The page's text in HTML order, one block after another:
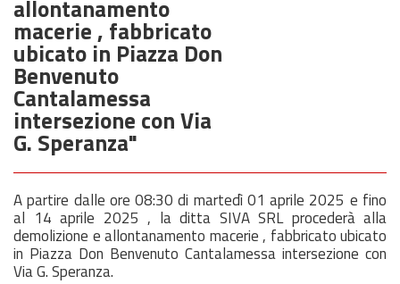
allontanamento
macerie , fabbricato
ubicato in Piazza Don
Benvenuto
Cantalamessa
intersezione con Via
G. Speranza"
A partire dalle ore 08:30 di martedì 01 aprile 2025 e fino
al 14 aprile 2025 , la ditta SIVA SRL procederà alla
demolizione e allontanamento macerie , fabbricato ubicato
in Piazza Don Benvenuto Cantalamessa intersezione con
Via G. Speranza.